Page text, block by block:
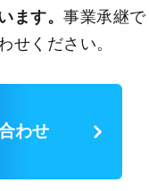
ます。事業承継で
せください。
わせ